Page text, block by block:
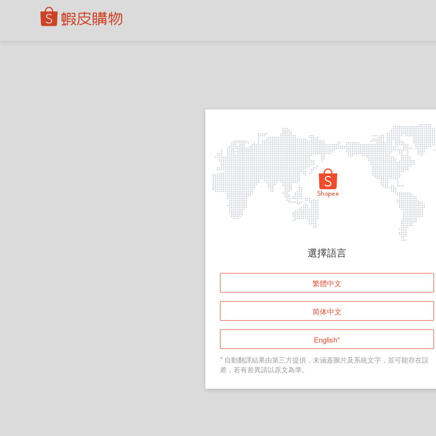
頁面無法顯示
登入
返回首頁
選擇語言
繁體中文
简体中文
English*
* 自動翻譯結果由第三方提供，未涵蓋圖片及系統文字，並可能存在誤
差，若有差異請以原文為準。